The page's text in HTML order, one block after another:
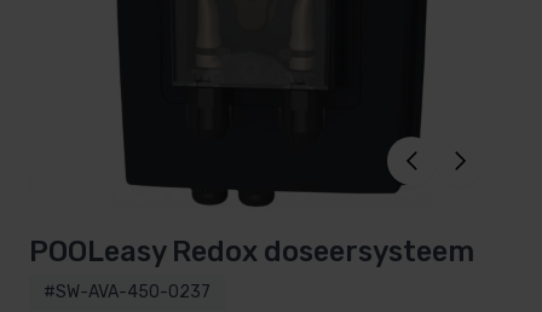
POOLeasy Redox doseersysteem
#SW-AVA-450-0237